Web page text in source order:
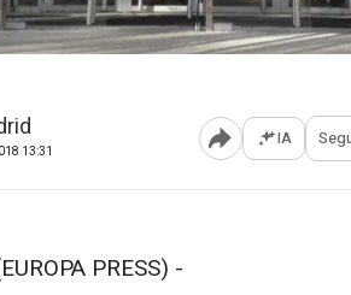
13:31 Abrir IA
PRESS) -